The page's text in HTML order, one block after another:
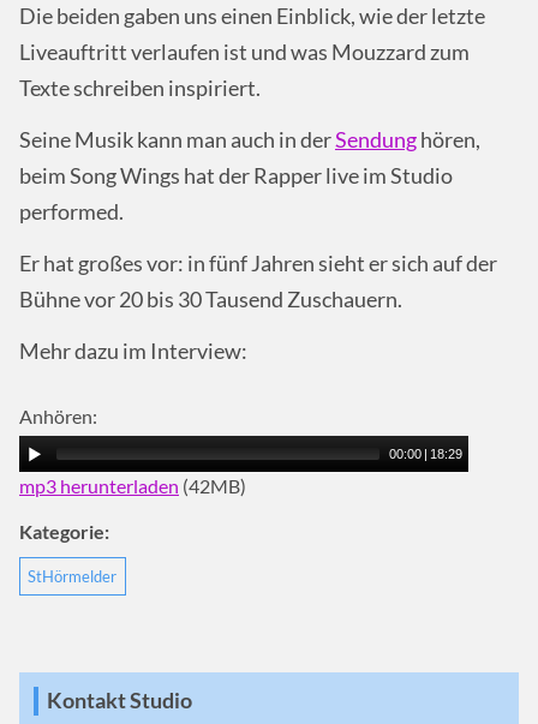
Die beiden gaben uns einen Einblick, wie der letzte
Liveauftritt verlaufen ist und was Mouzzard zum
Texte schreiben inspiriert.
Seine Musik kann man auch in derSendunghören,
beim Song Wings hat der Rapper live im Studio
performed.
Er hat großes vor: in fünf Jahren sieht er sich auf der
Bühne vor 20 bis 30 Tausend Zuschauern.
Mehr dazu im Interview:
Anhören:
00:00 | 18:29
mp3 herunterladen (42MB)
Kategorie:
StHörmelder
Kontakt Studio